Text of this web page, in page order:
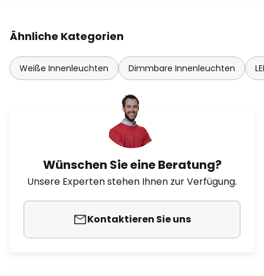
Ähnliche Kategorien
Weiße Innenleuchten Dimmbare Innenleuchten
Wünschen Sie eine Beratung?
Unsere Experten stehen Ihnen zur Verfügung.
Kontaktieren Sie uns